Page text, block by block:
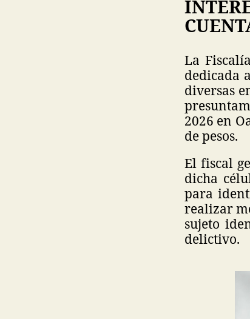
La
dedicada
diversas
2026 en
de pesos.
El fiscal
dicha
para
realizar
sujeto
delictivo.